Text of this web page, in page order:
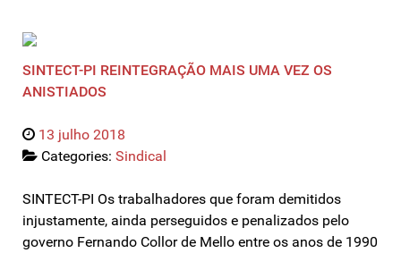
SINTECT-PI REINTEGRAÇÃO MAIS UMA VEZ OS
ANISTIADOS
13 julho 2018
Categories: Sindical
SINTECT-PI Os trabalhadores que foram demitidos
injustamente, ainda perseguidos e penalizados pelo
governo Fernando Collor de Mello entre os anos de 1990